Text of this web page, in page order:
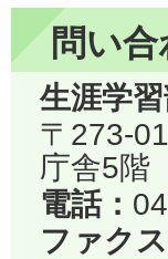
問い
生涯学
〒273-
庁舎5階
電話：
ファクス